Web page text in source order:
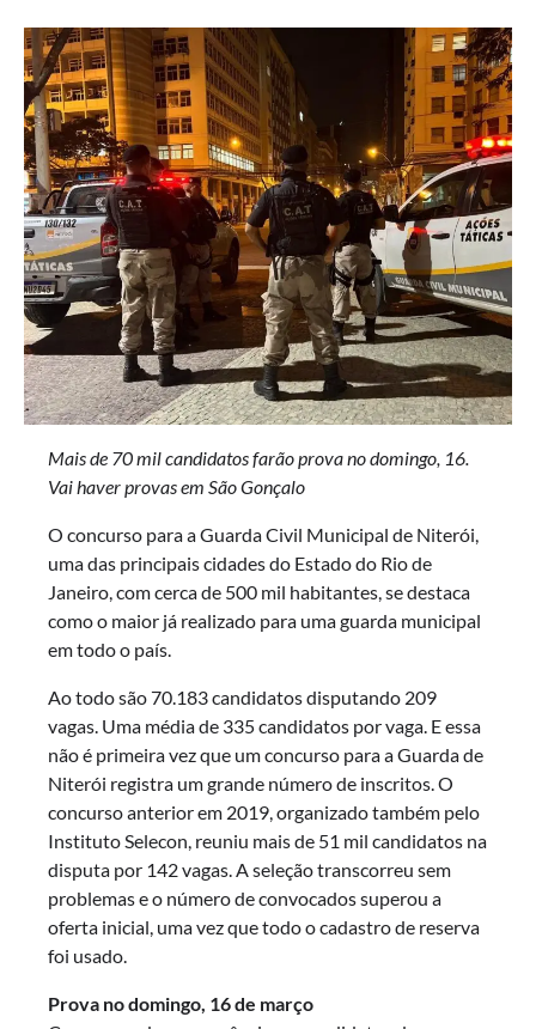
Mais de 70 mil candidatos farão prova no domingo, 16.
Vai haver provas em São Gonçalo
O concurso para a Guarda Civil Municipal de Niterói,
uma das principais cidades do Estado do Rio de
Janeiro, com cerca de 500 mil habitantes, se destaca
como o maior já realizado para uma guarda municipal
em todo o país.
Ao todo são 70.183 candidatos disputando 209
vagas. Uma média de 335 candidatos por vaga. E essa
não é primeira vez que um concurso para a Guarda de
Niterói registra um grande número de inscritos. O
concurso anterior em 2019, organizado também pelo
Instituto Selecon, reuniu mais de 51 mil candidatos na
disputa por 142 vagas. A seleção transcorreu sem
problemas e o número de convocados superou a
oferta inicial, uma vez que todo o cadastro de reserva
foi usado.
Prova no domingo, 16 de março